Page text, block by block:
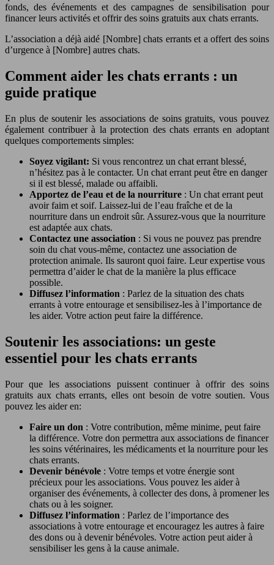
fonds, des événements et des campagnes de sensibilisation pour
financer leurs activités et offrir des soins gratuits aux chats errants.
L’association a déjà aidé [Nombre] chats errants et a offert des soins
d’urgence à [Nombre] autres chats.
Comment aider les chats errants : un
guide pratique
En plus de soutenir les associations de soins gratuits, vous pouvez
également contribuer à la protection des chats errants en adoptant
quelques comportements simples:
Soyez vigilant: Si vous rencontrez un chat errant blessé,
n’hésitez pas à le contacter. Un chat errant peut être en danger
si il est blessé, malade ou affaibli.
Apportez de l’eau et de la nourriture : Un chat errant peut
avoir faim et soif. Laissez-lui de l’eau fraîche et de la
nourriture dans un endroit sûr. Assurez-vous que la nourriture
est adaptée aux chats.
Contactez une association : Si vous ne pouvez pas prendre
soin du chat vous-même, contactez une association de
protection animale. Ils sauront quoi faire. Leur expertise vous
permettra d’aider le chat de la manière la plus efficace
possible.
Diffusez l’information : Parlez de la situation des chats
errants à votre entourage et sensibilisez-les à l’importance de
les aider. Votre action peut faire la différence.
Soutenir les associations: un geste
essentiel pour les chats errants
Pour que les associations puissent continuer à offrir des soins
gratuits aux chats errants, elles ont besoin de votre soutien. Vous
pouvez les aider en:
Faire un don : Votre contribution, même minime, peut faire
la différence. Votre don permettra aux associations de financer
les soins vétérinaires, les médicaments et la nourriture pour les
chats errants.
Devenir bénévole : Votre temps et votre énergie sont
précieux pour les associations. Vous pouvez les aider à
organiser des événements, à collecter des dons, à promener les
chats ou à les soigner.
Diffusez l’information : Parlez de l’importance des
associations à votre entourage et encouragez les autres à faire
des dons ou à devenir bénévoles. Votre action peut aider à
sensibiliser les gens à la cause animale.